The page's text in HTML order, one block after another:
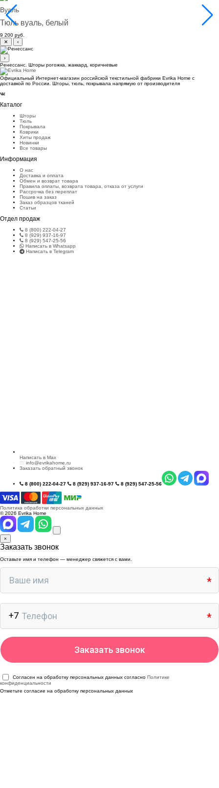
Вуаль
Тюль вуаль, белый
9 200 руб.
✕
‹
›
Ренессанс. Шторы рогожка, жаккард, коричневые
Официальный Интернет-магазин российской текстильной фабрики Evrika Home c
доставкой по России. Шторы, тюль, покрывала напрямую от производителя
Каталог
Шторы
Тюль
Покрывала
Коврики
Хиты продаж
Новинки
Все товары
Информация
О нас
Доставка и оплата
Обмен и возврат товара
Правила оплаты, возврата товара, отказа от услуги
Рассрочка без переплат
Пошив на заказ
Заказ образцов тканей
Статьи
Отдел продаж
8 (800) 222-04-27
8 (929) 937-16-97
8 (929) 547-25-56
Написать в Whatsapp
Написать в Telegram
Написать в Max
info@evrikahome.ru
Заказать обратный звонок
8 (800) 222-04-27 8 (929) 937-16-97 8 (929) 547-25-56
Политика обработки персональных данных
© 2026 Evrika Home
×
Заказать звонок
Оставьте имя и телефон — менеджер свяжется с вами.
Согласен на обработку персональных данных согласно Политике
конфиденциальности
Отметьте согласие на обработку персональных данных